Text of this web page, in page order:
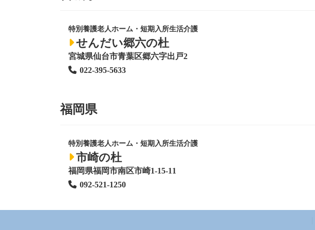
特別養護老人ホーム ・短期入所生活介護
せんだい郷六の杜
宮城県仙台市青葉区郷六字出戸2
022-395-5633
福岡県
特別養護老人ホーム ・短期入所生活介護
市崎の杜
福岡県福岡市南区市崎1-15-11
092-521-1250